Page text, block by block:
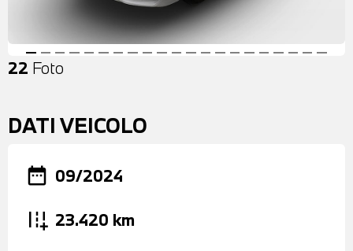
22 Foto
DATI VEICOLO
date_range 09/2024
add_road 23.420 km